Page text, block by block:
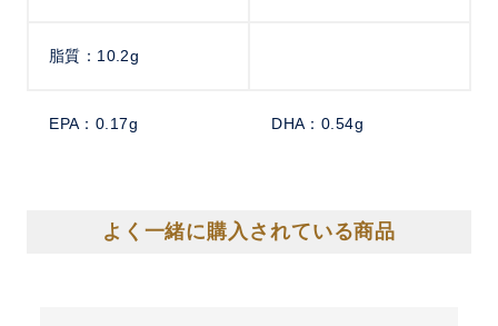
脂質：10.2g
EPA：0.17g DHA：0.54g
よく一緒に購入されている商品